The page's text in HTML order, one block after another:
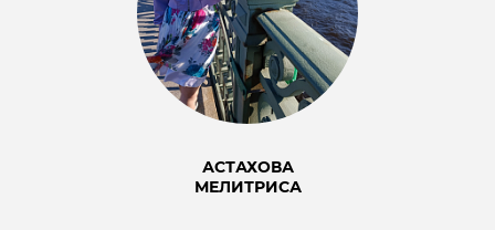
АСТАХОВА
МЕЛИТРИСА